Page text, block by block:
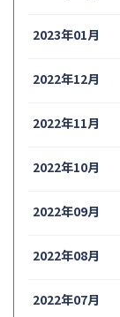
2023年01月
2022年12月
2022年11月
2022年10月
2022年09月
2022年08月
2022年07月